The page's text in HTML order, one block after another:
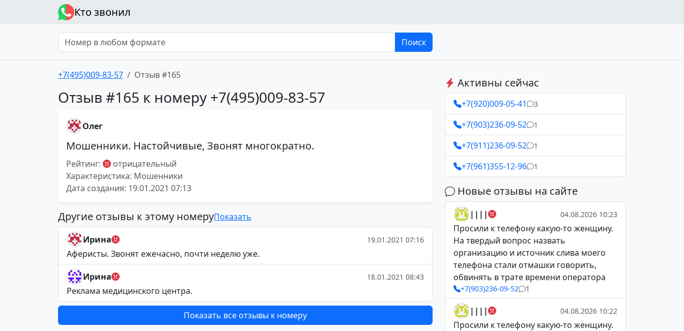
Кто звонил
Поиск
+7(495)009-83-57 Отзыв #165
Отзыв #165 к номеру +7(495)009-83-57
Олег
Мошенники. Настойчивые, Звонят многократно.
Рейтинг:
отрицательный
Характеристика: Мошенники
Дата создания: 19.01.2021 07:13
Другие отзывы к этому номеруПоказать
Ирина 19.01.2021 07:16
Аферисты. Звонят ежечасно, почти неделю уже.
Ирина 18.01.2021 08:43
Реклама медицинского центра.
Показать все отзывы к номеру
Активны сейчас
+7(920)009-05-41 3
+7(903)236-09-52 1
+7(911)236-09-52 1
+7(961)355-12-96 1
Новые отзывы на сайте
|||| 04.08.2026 10:23
Просили к телефону какую-то женщину.
На твердый вопрос назвать
организацию и источник слива моего
телефона стали отмашки говорить,
обвинять в трате времени оператора
+7(903)236-09-52 1
|||| 04.08.2026 10:22
Просили к телефону какую-то женщину.